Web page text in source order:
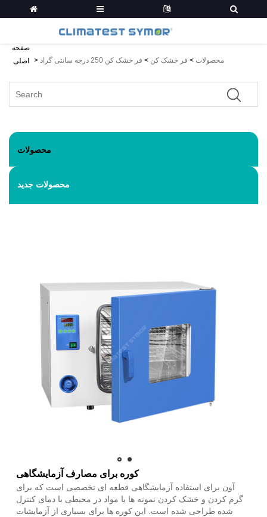
صفحه
اصلی
> محصولات > فر خشک کن > فر خشک کن 250 درجه سانتی گراد
محصولات
محصولات جدید
کوره برای مصارف آزمایشگاهی
آون برای استفاده آزمایشگاهی قطعه ای تخصصی است که برای
گرم کردن و خشک کردن نمونه ها یا مواد در محیطی با دمای کنترل
شده طراحی شده است. این کوره ها برای بسیاری از آزمایشات